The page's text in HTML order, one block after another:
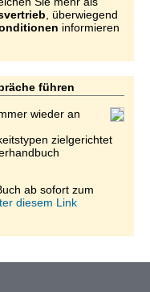
, überwiegend
informieren
führen
wieder an
zielgerichtet
ab sofort zum
diesem Link